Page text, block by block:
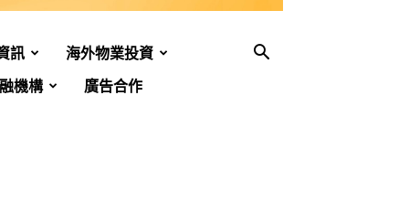
訊
海外物業投資
機構 廣告合作